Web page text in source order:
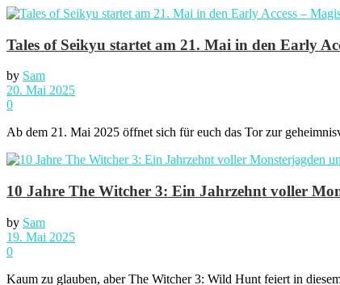
Tales of Seikyu startet am 21. Mai in den Early
by Sam
20. Mai 2025
0
Ab dem 21. Mai 2025 öffnet sich für euch das Tor zur
10 Jahre The Witcher 3: Ein Jahrzehnt voller
by Sam
19. Mai 2025
0
Kaum zu glauben, aber The Witcher 3: Wild Hunt feiert in